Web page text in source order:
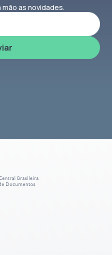
mão as novidades.